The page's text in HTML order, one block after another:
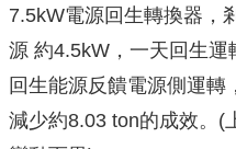
7.5kW電源回生轉換器，
源 約4.5kW，一天回生運
回生能源反饋電源側運轉
減少約8.03 ton的成效。(